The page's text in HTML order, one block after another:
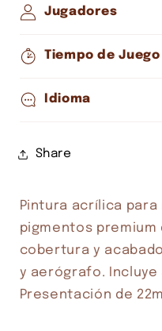
Jugadores
Tiempo de Juego
Idioma
Share
Pintura acrílica
pigmentos premium
cobertura y
y aerógrafo.
Presentación de
Compra
débito u otros
¿Tienes dudas?